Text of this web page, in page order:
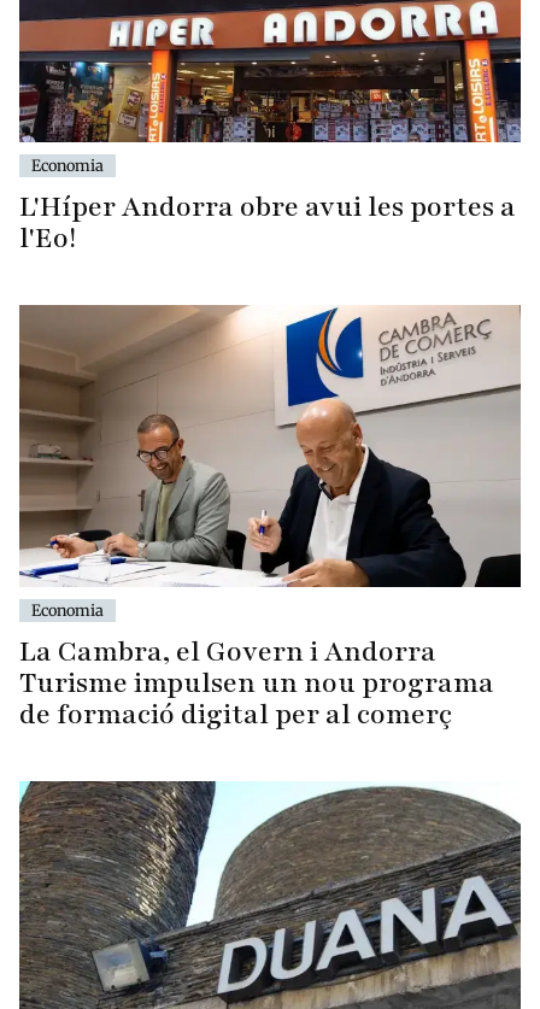
Economia
L'Híper Andorra obre avui les portes a
l'Eo!
Economia
La Cambra, el Govern i Andorra
Turisme impulsen un nou programa
de formació digital per al comerç